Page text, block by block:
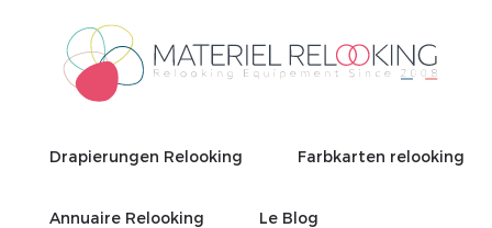
Drapierungen Relooking Farbkarten relooking
Annuaire Relooking Le Blog